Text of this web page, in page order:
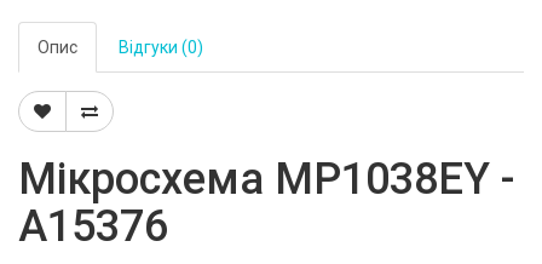
Опис Відгуки (0)
Мікросхема MP1038EY -
A15376